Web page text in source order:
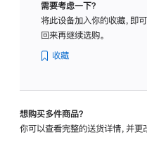
璃
转
需要考虑一下？
将此设备加入你的收藏，即
回来再继续选购。
收藏
想购买多件商品？
你可以查看完整的送货详情，并更